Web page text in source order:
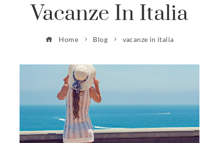
Vacanze In Italia
Home Blog vacanze in italia